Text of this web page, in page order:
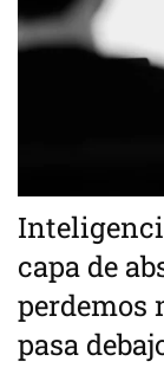
capa de
perdemos
pasa